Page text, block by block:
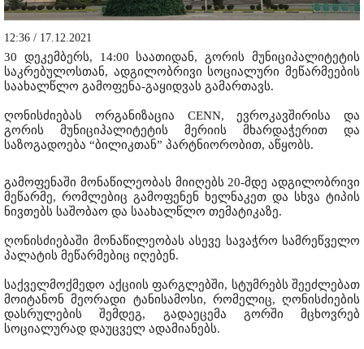
12:36 / 17.12.2021
30 დეკემბერს, 14:00 საათიდან, გორის მუნიციპალიტეტის
საკრებულოსთან, ადგილობრივი სოციალური მეწარმეების
საახალწლო გამოფენა-გაყიდვას გამართავს.
ღონისძიებას ორგანიზაცია CENN, ევროკავშირისა და
გორის მუნიციპალიტეტის მერიის მხარდაჭერით და
საზოგადოება “ბილიკთან” პარტნიორობით, აწყობს.
გამოფენაში მონაწილეობას მიიღებს 20-მდე ადგილობრივი
მეწარმე, რომლებიც გამოფენენ ხელნაკეთ და სხვა ტიპის
ნივთებს საშობაო და საახალწლო თემატიკაზე.
ღონისძიებაში მონაწილეობას ასევე სავაჭრო სამრეწველო
პალატის მეწარმებიც იღებენ.
საქველმოქმედო აქციის ფარგლებში, სტუმრებს შეეძლებათ
მოიტანონ მეორადი ტანისამოსი, რომელიც, ღონისძიების
დასრულების შემდეგ, გადაეცემა გორში მცხოვრებ
სოციალურად დაუცველ ადამიანებს.